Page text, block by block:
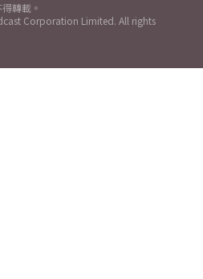
轉載。
Corporation Limited. All rights